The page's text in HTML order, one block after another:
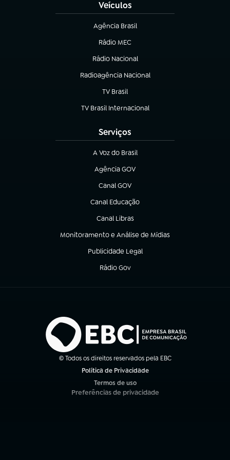
Veículos
Agência Brasil
(abre em nova aba)
Rádio MEC
(abre em nova aba)
Rádio Nacional
Radioagência Nacional
(abre em nova aba)
TV Brasil
(abre em nova aba)
TV Brasil Internacional
(abre em nova aba)
Serviços
A Voz do Brasil
(abre em nova aba)
Agência GOV
(abre em nova aba)
Canal GOV
(abre em nova aba)
Canal Educação
(abre em nova aba)
Canal Libras
(abre em nova aba)
Monitoramento e Análise de Mídias
(abre em nova aba)
Publicidade Legal
(abre em nova aba)
Rádio Gov
(abre em nova aba)
© Todos os direitos reservados pela EBC
Política de Privacidade
Termos de uso
(abre em nova aba)
Preferências de privacidade